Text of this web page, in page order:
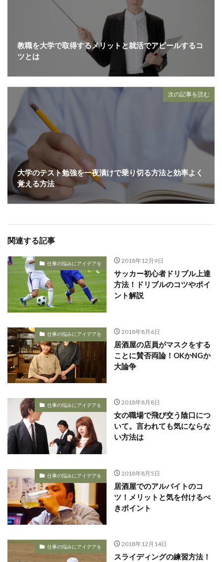
教職を大学で取得するメリットと就活でアピールするコ
ツとは
次の記事を読む
大学のテスト勉強を一夜漬けで乗り切る方法と効率よく
覚える方法
関連する記事
仕事の悩みにアイデアを 2018年12月9日
サッカー初心者ドリブル上達
方法！ドリブルのコツやポイ
ント解説
仕事の悩みにアイデアを 2018年8月6日
居酒屋の店員がマスクをする
ことに賛否両論！OKかNGか
大論争
仕事の悩みにアイデアを 2018年8月8日
女の職場で飛び交う陰口につ
いて。言われても気にならな
い方法は
仕事の悩みにアイデアを 2018年8月5日
居酒屋でのアルバイトのコ
ツ！メリットと気を付けるべ
きポイント
仕事の悩みにアイデアを 2018年12月14日
スライディングの練習方法！